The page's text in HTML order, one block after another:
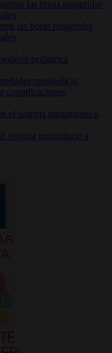
las horas requeridas
pediátrica
metabólicas
complicaciones
sistema inmunitario a